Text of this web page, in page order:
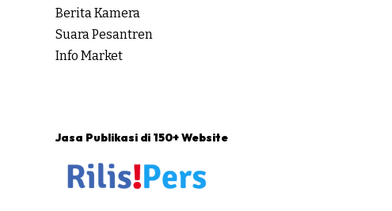
Berita Kamera
Suara Pesantren
Info Market
Jasa Publikasi di 150+ Website